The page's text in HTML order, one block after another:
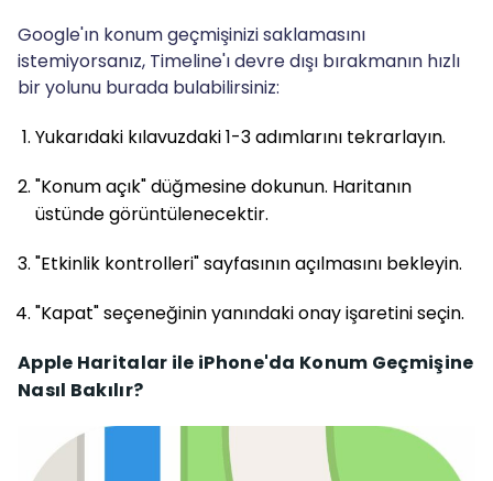
Google'ın konum geçmişinizi saklamasını
istemiyorsanız, Timeline'ı devre dışı bırakmanın hızlı
bir yolunu burada bulabilirsiniz:
Yukarıdaki kılavuzdaki 1-3 adımlarını tekrarlayın.
"Konum açık" düğmesine dokunun. Haritanın
üstünde görüntülenecektir.
"Etkinlik kontrolleri" sayfasının açılmasını bekleyin.
"Kapat" seçeneğinin yanındaki onay işaretini seçin.
Apple Haritalar ile iPhone'da Konum Geçmişine
Nasıl Bakılır?